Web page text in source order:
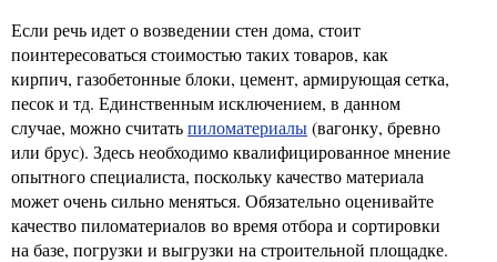
Если речь идет о возведении стен дома, стоит
поинтересоваться стоимостью таких товаров, как
кирпич, газобетонные блоки, цемент, армирующая сетка,
песок и тд. Единственным исключением, в данном
случае, можно считатьпиломатериалы(вагонку, бревно
или брус). Здесь необходимо квалифицированное мнение
опытного специалиста, поскольку качество материала
может очень сильно меняться. Обязательно оценивайте
качество пиломатериалов во время отбора и сортировки
на базе, погрузки и выгрузки на строительной площадке.